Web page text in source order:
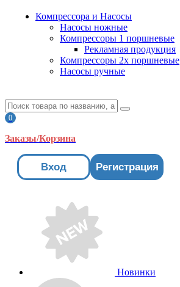
Компрессора и Насосы
Насосы ножные
Компрессоры 1 поршневые
Рекламная продукция
Компрессоры 2х поршневые
Насосы ручные
0
Заказы/Корзина
Вход Регистрация
Новинки